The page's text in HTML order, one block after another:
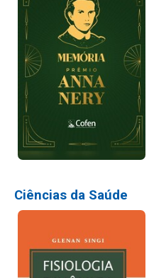
Ciências da Saúde